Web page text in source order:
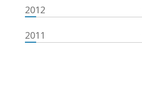
2012
2011